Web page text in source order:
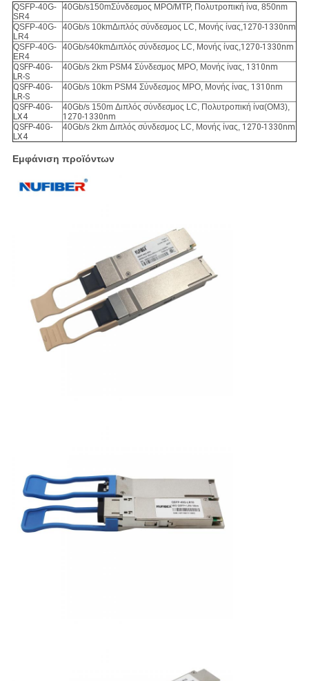
QSFP-40G-
SR4
40Gb/s150mΣύνδεσμος MPO/MTP, Πολυτροπική ίνα, 850nm
QSFP-40G-
LR4
40Gb/s 10kmΔιπλός σύνδεσμος LC, Μονής ίνας,1270-1330nm
QSFP-40G-
ER4
40Gb/s40kmΔιπλός σύνδεσμος LC, Μονής ίνας,1270-1330nm
QSFP-40G-
LR-S
40Gb/s 2km PSM4 Σύνδεσμος MPO, Μονής ίνας, 1310nm
QSFP-40G-
LR-S
40Gb/s 10km PSM4 Σύνδεσμος MPO, Μονής ίνας, 1310nm
QSFP-40G-
LX4
40Gb/s 150m Διπλός σύνδεσμος LC, Πολυτροπική ίνα(OM3),
1270-1330nm
QSFP-40G-
LX4
40Gb/s 2km Διπλός σύνδεσμος LC, Μονής ίνας, 1270-1330nm
Εμφάνιση προϊόντων